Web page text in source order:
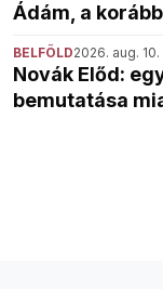
Ádám, a
BELFÖLD2026. aug. 10.
Novák Előd:
bemutatása